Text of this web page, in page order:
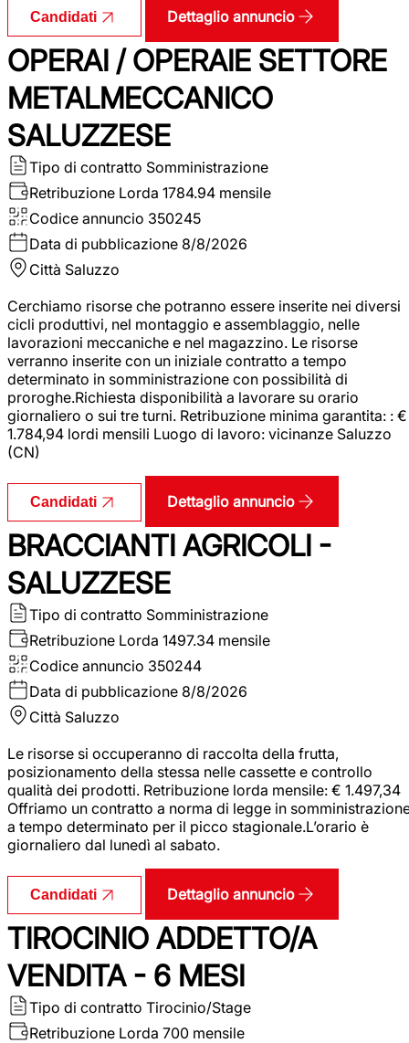
Candidati Dettaglio annuncio
OPERAI / OPERAIE SETTORE
METALMECCANICO
SALUZZESE
Tipo di contratto Somministrazione
Retribuzione Lorda 1784.94 mensile
Codice annuncio 350245
Data di pubblicazione 8/8/2026
Città Saluzzo
Cerchiamo risorse che potranno essere inserite nei diversi
cicli produttivi, nel montaggio e assemblaggio, nelle
lavorazioni meccaniche e nel magazzino. Le risorse
verranno inserite con un iniziale contratto a tempo
determinato in somministrazione con possibilità di
proroghe.Richiesta disponibilità a lavorare su orario
giornaliero o sui tre turni. Retribuzione minima garantita: : €
1.784,94 lordi mensili Luogo di lavoro: vicinanze Saluzzo
(CN)
Candidati Dettaglio annuncio
BRACCIANTI AGRICOLI -
SALUZZESE
Tipo di contratto Somministrazione
Retribuzione Lorda 1497.34 mensile
Codice annuncio 350244
Data di pubblicazione 8/8/2026
Città Saluzzo
Le risorse si occuperanno di raccolta della frutta,
posizionamento della stessa nelle cassette e controllo
qualità dei prodotti. Retribuzione lorda mensile: € 1.497,34
Offriamo un contratto a norma di legge in
a tempo determinato per il picco stagionale.L’orario è
giornaliero dal lunedì al sabato.
Candidati Dettaglio annuncio
TIROCINIO ADDETTO/A
VENDITA - 6 MESI
Tipo di contratto Tirocinio/Stage
Retribuzione Lorda 700 mensile